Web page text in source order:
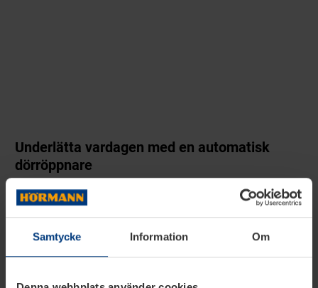
Samtycke Information Om
Underlätta vardagen med en automatisk
dörröppnare
Vill du, trots fysiska begränsningar, fortfarande
kunna röra dig fritt från rum till rum? Dörröppnaren
PortaMatic för innerdörrar ökar din livskvalitet, då